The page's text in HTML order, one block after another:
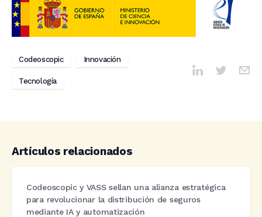
Codeoscopic Innovación
Tecnología
Artículos relacionados
Codeoscopic y VASS sellan una alianza estratégica
para revolucionar la distribución de seguros
mediante IA y automatización